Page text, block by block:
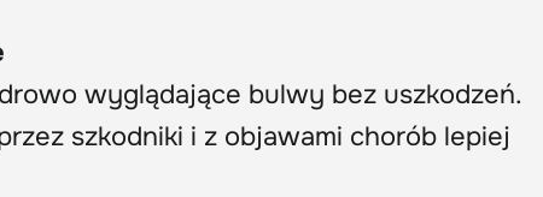
wyglądające bulwy bez uszkodzeń.
szkodniki i z objawami chorób lepiej